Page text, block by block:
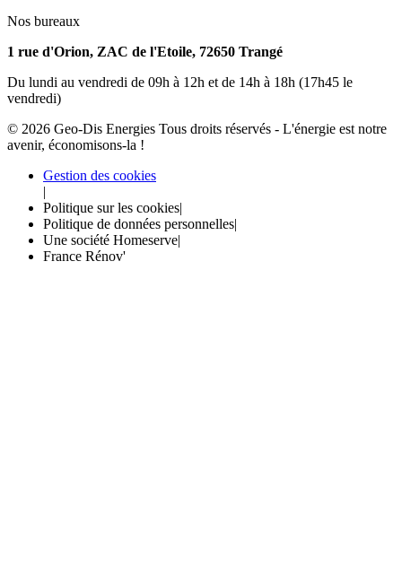
Nos bureaux
1 rue d'Orion, ZAC de l'Etoile, 72650 Trangé
Du lundi au vendredi de 09h à 12h et de 14h à 18h (17h45 le
vendredi)
© 2026 Geo-Dis Energies Tous droits réservés - L'énergie est notre
avenir, économisons-la !
Gestion des cookies
|
Politique sur les cookies|
Politique de données personnelles|
Une société Homeserve|
France Rénov'